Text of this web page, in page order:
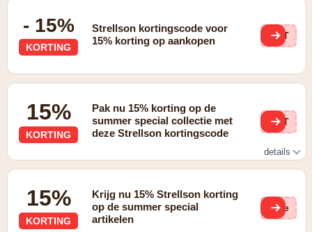
- 15%
KORTING
Strellson kortingscode voor
15% korting op aankopen
ONT
15%
KORTING
Pak nu 15% korting op de
summer special collectie met
deze Strellson kortingscode
ONT
details
15%
KORTING
Krijg nu 15% Strellson korting
op de summer special
artikelen
(ge